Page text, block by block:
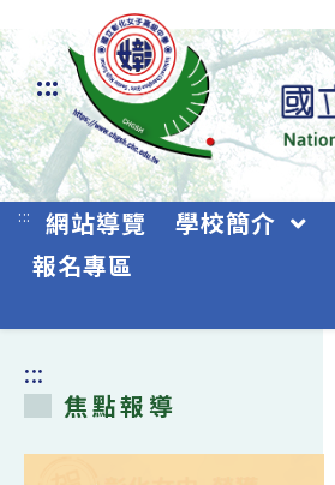
轉
至
主
要
:::
::: 網站導覽 學校簡介
報名專區
:::
焦點報導